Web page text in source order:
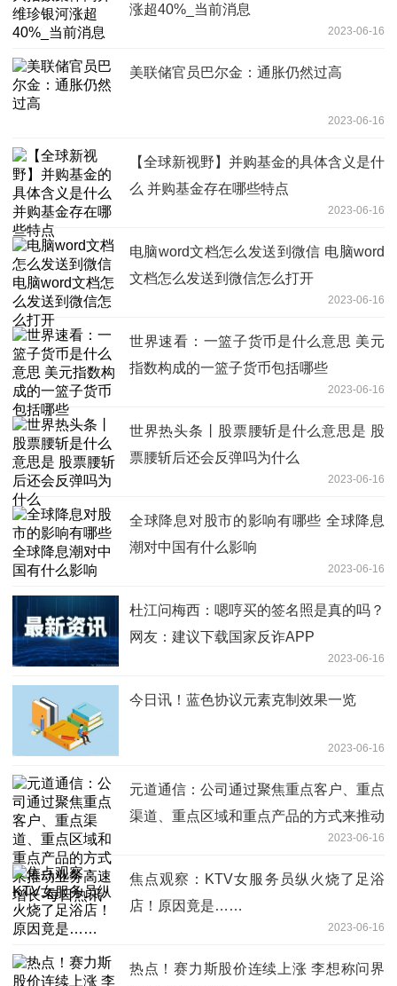
涨超40%_当前消息
2023-06-16
美联储官员巴尔金：通胀仍然过高
2023-06-16
【全球新视野】并购基金的具体含义是什
么 并购基金存在哪些特点
2023-06-16
电脑word文档怎么发送到微信 电脑word
文档怎么发送到微信怎么打开
2023-06-16
世界速看：一篮子货币是什么意思 美元
指数构成的一篮子货币包括哪些
2023-06-16
世界热头条丨股票腰斩是什么意思是 股
票腰斩后还会反弹吗为什么
2023-06-16
全球降息对股市的影响有哪些 全球降息
潮对中国有什么影响
2023-06-16
杜江问梅西：嗯哼买的签名照是真的吗？
网友：建议下载国家反诈APP
2023-06-16
今日讯！蓝色协议元素克制效果一览
2023-06-16
元道通信：公司通过聚焦重点客户、重点
渠道、重点区域和重点产品的方式来推动
2023-06-16
焦点观察：KTV女服务员纵火烧了足浴
店！原因竟是……
2023-06-16
热点！赛力斯股价连续上涨 李想称问界